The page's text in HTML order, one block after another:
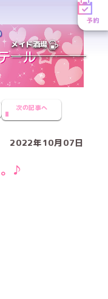
予約
メイド酒場
次の記事へ
2022年10月07日
♪